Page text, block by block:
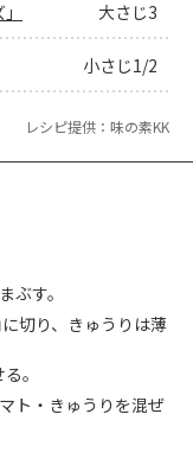
大さじ3
小さじ1/2
レシピ提供：味の素KK
ぶす。
切り、きゅうりは薄
。
ト・きゅうりを混ぜ